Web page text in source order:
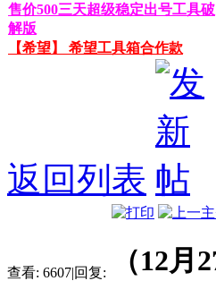
售价500三天超级稳定出号工具破
解版
【希望】 希望工具箱合作款
返回列表
查看: 6607|回复:
（12